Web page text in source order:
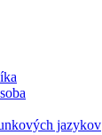
jazykov